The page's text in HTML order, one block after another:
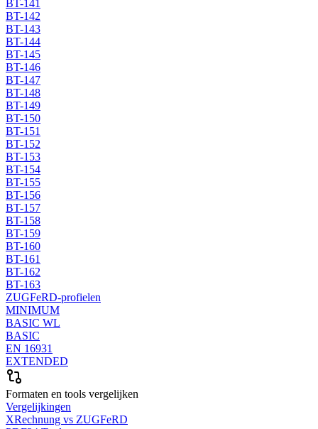
BT-141
BT-142
BT-143
BT-144
BT-145
BT-146
BT-147
BT-148
BT-149
BT-150
BT-151
BT-152
BT-153
BT-154
BT-155
BT-156
BT-157
BT-158
BT-159
BT-160
BT-161
BT-162
BT-163
ZUGFeRD-profielen
MINIMUM
BASIC WL
BASIC
EN 16931
EXTENDED
Formaten en tools vergelijken
Vergelijkingen
XRechnung vs ZUGFeRD